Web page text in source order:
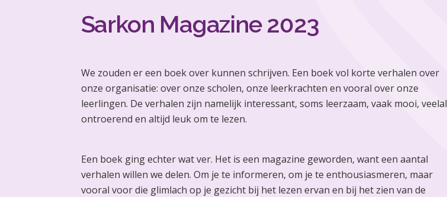
Sarkon Magazine 2023
We zouden er een boek over kunnen schrijven. Een boek vol korte verhalen over
onze organisatie: over onze scholen, onze leerkrachten en vooral over onze
leerlingen. De verhalen zijn namelijk interessant, soms leerzaam, vaak mooi, veelal
ontroerend en altijd leuk om te lezen.
Een boek ging echter wat ver. Het is een magazine geworden, want een aantal
verhalen willen we delen. Om je te informeren, om je te enthousiasmeren, maar
vooral voor die glimlach op je gezicht bij het lezen ervan en bij het zien van de